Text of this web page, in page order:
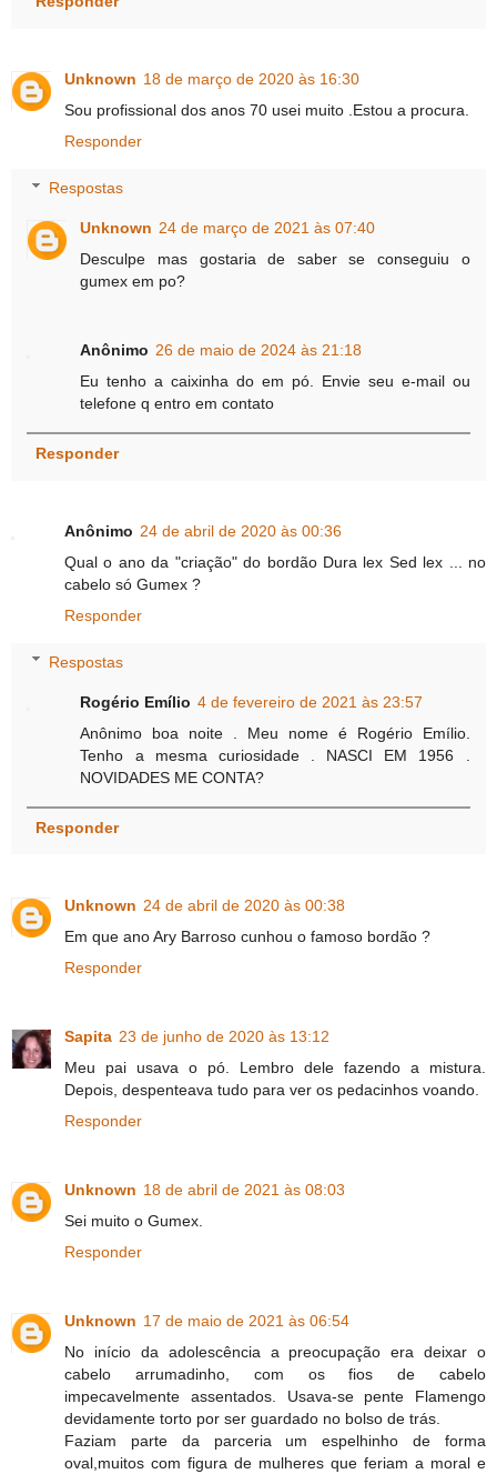
Unknown 18 de março de 2020 às 16:30
Sou profissional dos anos 70 usei muito .Estou a procura.
Responder
Respostas
Unknown 24 de março de 2021 às 07:40
Desculpe mas gostaria de saber se conseguiu o
gumex em po?
Anônimo 26 de maio de 2024 às 21:18
Eu tenho a caixinha do em pó. Envie seu e-mail ou
telefone q entro em contato
Responder
Anônimo 24 de abril de 2020 às 00:36
Qual o ano da "criação" do bordão Dura lex Sed lex ... no
cabelo só Gumex ?
Responder
Respostas
Rogério Emílio 4 de fevereiro de 2021 às 23:57
Anônimo boa noite . Meu nome é Rogério Emílio.
Tenho a mesma curiosidade . NASCI EM 1956 .
NOVIDADES ME CONTA?
Responder
Unknown 24 de abril de 2020 às 00:38
Em que ano Ary Barroso cunhou o famoso bordão ?
Responder
Sapita 23 de junho de 2020 às 13:12
Meu pai usava o pó. Lembro dele fazendo a mistura.
Depois, despenteava tudo para ver os pedacinhos voando.
Responder
Unknown 18 de abril de 2021 às 08:03
Sei muito o Gumex.
Responder
Unknown 17 de maio de 2021 às 06:54
No início da adolescência a preocupação era deixar o
cabelo arrumadinho, com os fios de cabelo
impecavelmente assentados. Usava-se pente Flamengo
devidamente torto por ser guardado no bolso de trás.
Faziam parte da parceria um espelhinho de forma
oval,muitos com figura de mulheres que feriam a moral e